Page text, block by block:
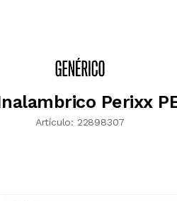
Perixx
Artículo: 22898307